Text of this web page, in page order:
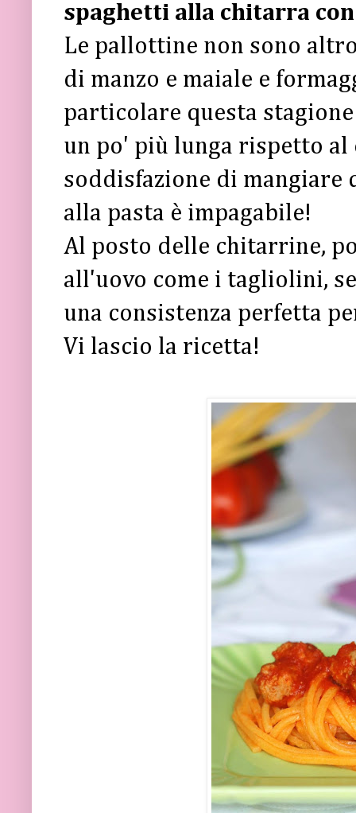
spaghetti alla chitarra
Le pallottine non sono
di manzo e maiale e
particolare questa
un po' più lunga rispetto al
soddisfazione di mangiare
alla pasta è impagabile!
Al posto delle chitarrine,
all'uovo come i tagliolini,
una consistenza perfetta
Vi lascio la ricetta!